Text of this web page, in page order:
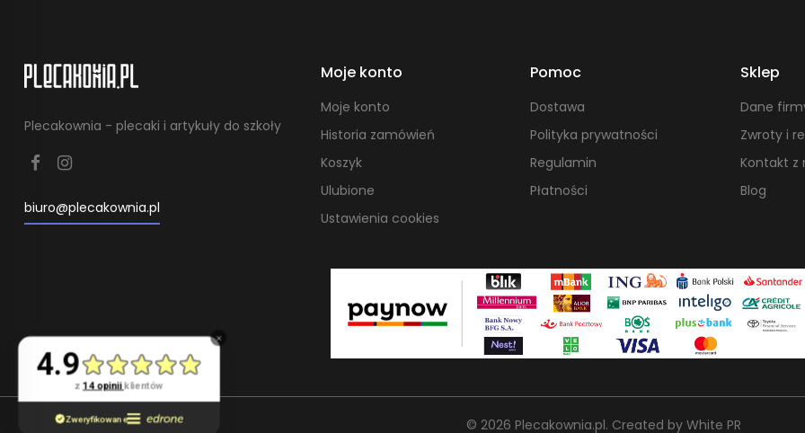
Plecakownia - plecaki i artykuły do szkoły
biuro@plecakownia.pl
Moje konto
Moje konto
Historia zamówień
Koszyk
Ulubione
Ustawienia cookies
Pomoc
Dostawa
Polityka prywatności
Regulamin
Płatności
Sklep
Dane
Zwroty i
Kontakt z
Blog
© 2026 Plecakownia.pl. Created by White PR